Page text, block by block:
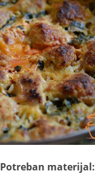
Potreban materijal: